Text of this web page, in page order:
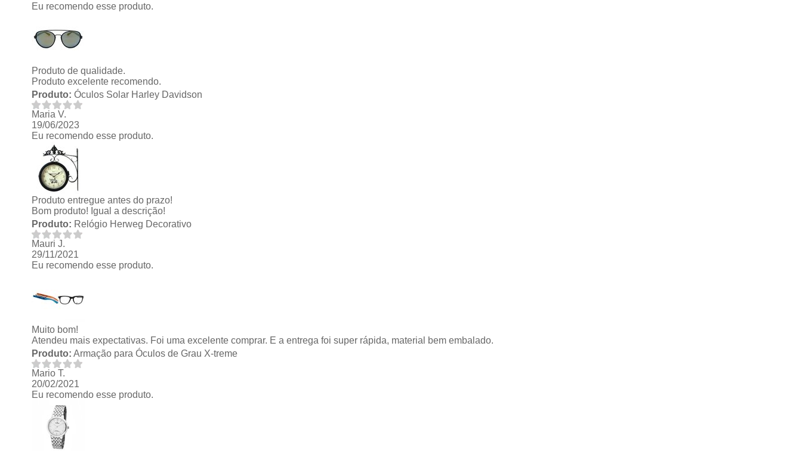
Eu recomendo esse produto.
Produto de qualidade.
Produto excelente recomendo.
Produto: Óculos Solar Harley Davidson
Maria V.
19/06/2023
Eu recomendo esse produto.
Produto entregue antes do prazo!
Bom produto! Igual a descrição!
Produto: Relógio Herweg Decorativo
Mauri J.
29/11/2021
Eu recomendo esse produto.
Muito bom!
Atendeu mais expectativas. Foi uma excelente comprar. E a entrega foi super rápida, material bem embalado.
Produto: Armação para Óculos de Grau X-treme
Mario T.
20/02/2021
Eu recomendo esse produto.